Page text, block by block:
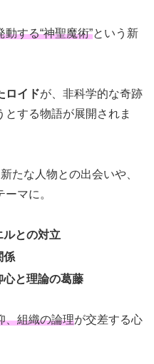
する“神聖魔術”という新
ロイドが、非科学的な奇跡
する物語が展開されま
たな人物との出会いや、
マに。
との対立
係
心と理論の葛藤
、組織の論理が交差する心